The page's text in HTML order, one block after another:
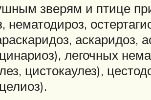
зверям и птице
аскаридоз,
легочных
цистокаулез),